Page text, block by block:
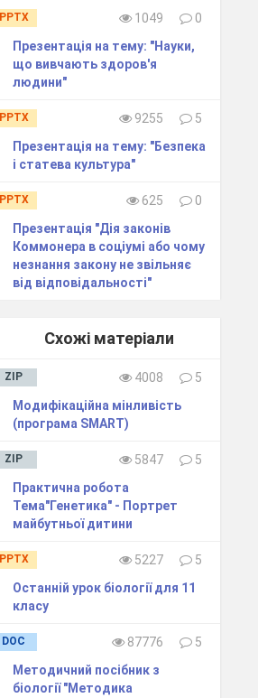
PPTX 1049
0
Презентація на тему: "Науки,
що вивчають здоров'я
людини"
PPTX 9255
5
Презентація на тему: "Безпека
і статева культура"
PPTX 625
0
Презентація "Дія законів
Коммонера в соціумі або чому
незнання закону не звільняє
від відповідальності"
Схожі матеріали
ZIP 4008
5
Модифікаційна мінливість
(програма SMART)
ZIP 5847
5
Практична робота
Тема"Генетика" - Портрет
майбутньої дитини
PPTX 5227
5
Останній урок біології для 11
класу
DOC 87776
5
Методичний посібник з
біології "Методика